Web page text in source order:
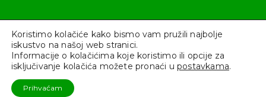
Sva prava pridržana © 2022 - opcinahercegovac.hr
Koristimo kolačiće kako bismo vam pružili najbolje
iskustvo na našoj web stranici.
Informacije o kolačićima koje koristimo ili opcije za
isključivanje kolačića možete pronaći u postavkama.
Prihvaćam